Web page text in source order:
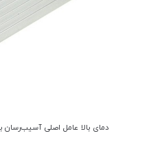
دمای بالا عامل اصلی